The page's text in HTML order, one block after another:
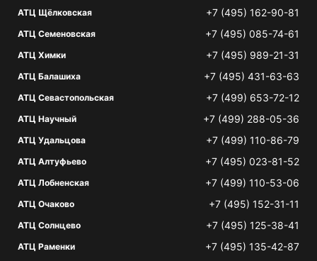
АТЦ Щёлковская +7 (495) 162-90-81
АТЦ Семеновская +7 (495) 085-74-61
АТЦ Химки +7 (495) 989-21-31
АТЦ Балашиха +7 (495) 431-63-63
АТЦ Севастопольская +7 (499) 653-72-12
АТЦ Научный +7 (499) 288-05-36
АТЦ Удальцова +7 (499) 110-86-79
АТЦ Алтуфьево +7 (495) 023-81-52
АТЦ Лобненская +7 (499) 110-53-06
АТЦ Очаково +7 (495) 152-31-11
АТЦ Солнцево +7 (495) 125-38-41
АТЦ Раменки +7 (495) 135-42-87